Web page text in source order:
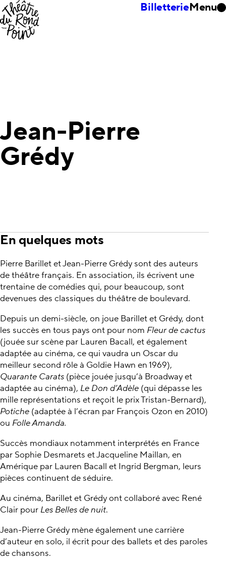
BilletterieMenu
Jean-Pierre
Grédy
En quelques mots
Pierre Barillet et Jean-Pierre Grédy sont des auteurs
de théâtre français. En association, ils écrivent une
trentaine de comédies qui, pour beaucoup, sont
devenues des classiques du théâtre de boulevard.
Depuis un demi-siècle, on joue Barillet et Grédy, dont
les succès en tous pays ont pour nom Fleur de cactus
(jouée sur scène par Lauren Bacall, et également
adaptée au cinéma, ce qui vaudra un Oscar du
meilleur second rôle à Goldie Hawn en 1969),
Quarante Carats (pièce jouée jusqu’à Broadway et
adaptée au cinéma), Le Don d’Adèle (qui dépasse les
mille représentations et reçoit le prix Tristan-Bernard),
Potiche (adaptée à l’écran par François Ozon en 2010)
ou Folle Amanda.
Succès mondiaux notamment interprétés en France
par Sophie Desmarets et Jacqueline Maillan, en
Amérique par Lauren Bacall et Ingrid Bergman, leurs
pièces continuent de séduire.
Au cinéma, Barillet et Grédy ont collaboré avec René
Clair pour Les Belles de nuit.
Jean-Pierre Grédy mène également une carrière
d’auteur en solo, il écrit pour des ballets et des paroles
de chansons.